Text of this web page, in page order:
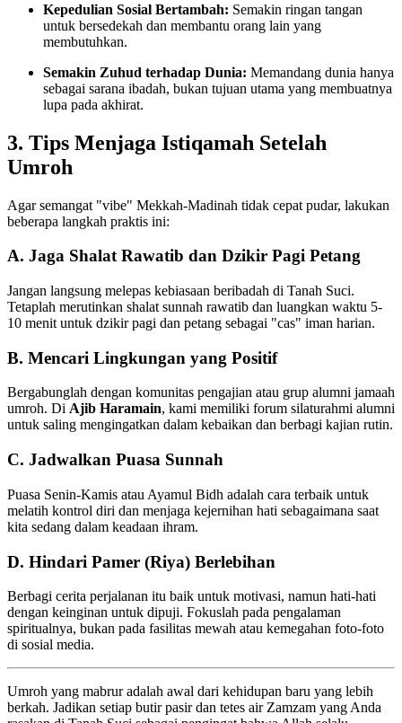
Kepedulian Sosial Bertambah: Semakin ringan tangan
untuk bersedekah dan membantu orang lain yang
membutuhkan.
Semakin Zuhud terhadap Dunia: Memandang dunia hanya
sebagai sarana ibadah, bukan tujuan utama yang membuatnya
lupa pada akhirat.
3. Tips Menjaga Istiqamah Setelah
Umroh
Agar semangat "vibe" Mekkah-Madinah tidak cepat pudar, lakukan
beberapa langkah praktis ini:
A. Jaga Shalat Rawatib dan Dzikir Pagi Petang
Jangan langsung melepas kebiasaan beribadah di Tanah Suci.
Tetaplah merutinkan shalat sunnah rawatib dan luangkan waktu 5-
10 menit untuk dzikir pagi dan petang sebagai "cas" iman harian.
B. Mencari Lingkungan yang Positif
Bergabunglah dengan komunitas pengajian atau grup alumni jamaah
umroh. Di Ajib Haramain, kami memiliki forum silaturahmi alumni
untuk saling mengingatkan dalam kebaikan dan berbagi kajian rutin.
C. Jadwalkan Puasa Sunnah
Puasa Senin-Kamis atau Ayamul Bidh adalah cara terbaik untuk
melatih kontrol diri dan menjaga kejernihan hati sebagaimana saat
kita sedang dalam keadaan ihram.
D. Hindari Pamer (Riya) Berlebihan
Berbagi cerita perjalanan itu baik untuk motivasi, namun hati-hati
dengan keinginan untuk dipuji. Fokuslah pada pengalaman
spiritualnya, bukan pada fasilitas mewah atau kemegahan foto-foto
di sosial media.
Umroh yang mabrur adalah awal dari kehidupan baru yang lebih
berkah. Jadikan setiap butir pasir dan tetes air Zamzam yang Anda